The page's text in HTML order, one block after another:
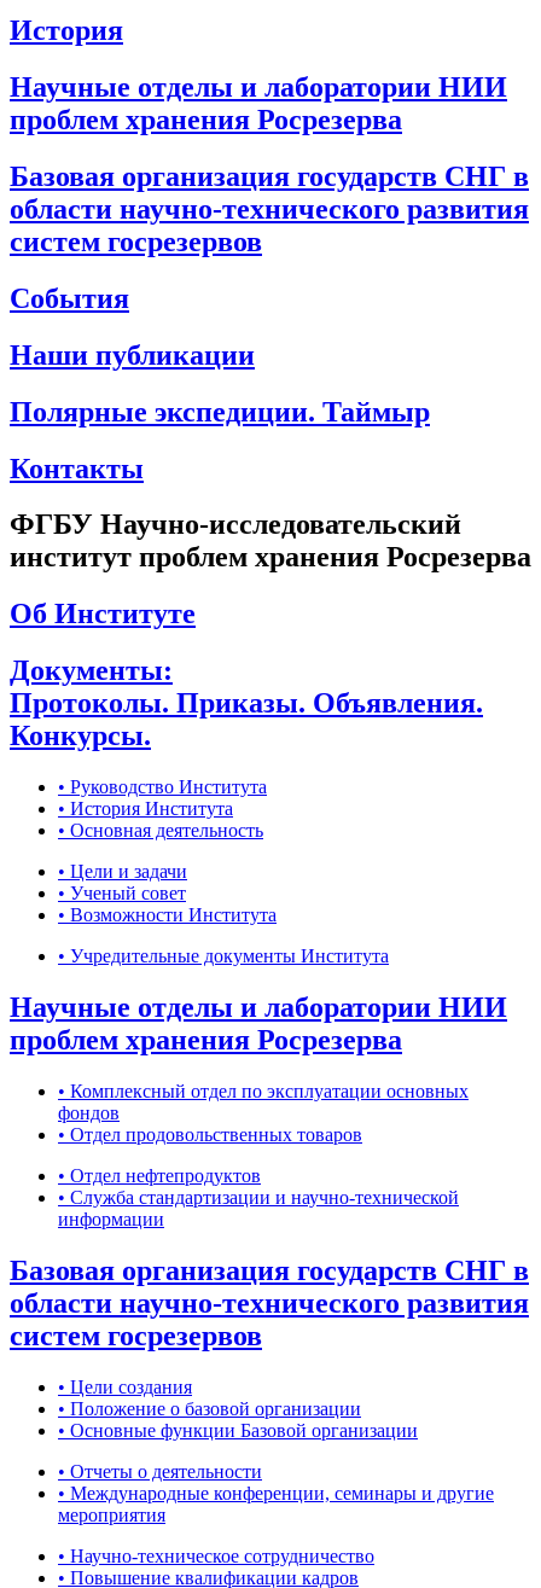
История
Научные отделы и лаборатории НИИ
проблем хранения Росрезерва
Базовая организация государств СНГ в
области научно-технического развития
систем госрезервов
События
Наши публикации
Полярные экспедиции. Таймыр
Контакты
ФГБУ Научно-исследовательский
институт проблем хранения Росрезерва
Об Институте
Документы:
Протоколы. Приказы. Объявления.
Конкурсы.
• Руководство Института
• История Института
• Основная деятельность
• Цели и задачи
• Ученый совет
• Возможности Института
• Учредительные документы Института
Научные отделы и лаборатории НИИ
проблем хранения Росрезерва
• Комплексный отдел по эксплуатации основных
фондов
• Отдел продовольственных товаров
• Отдел нефтепродуктов
• Служба стандартизации и научно-технической
информации
Базовая организация государств СНГ в
области научно-технического развития
систем госрезервов
• Цели создания
• Положение о базовой организации
• Основные функции Базовой организации
• Отчеты о деятельности
• Международные конференции, семинары и другие
мероприятия
• Научно-техническое сотрудничество
• Повышение квалификации кадров